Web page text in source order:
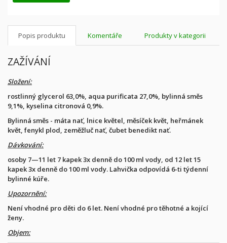
Popis produktu Komentáře Produkty v kategorii
ZAŽÍVÁNÍ
Složení:
rostlinný glycerol 63,0%, aqua purificata 27,0%, bylinná směs
9,1%, kyselina citronová 0,9%.
Bylinná směs - máta nať, lnice květel, měsíček květ, heřmánek
květ, fenykl plod, zeměžluč nať, čubet benedikt nať.
Dávkování:
osoby 7—11 let 7 kapek 3x denně do 100 ml vody, od 12 let 15
kapek 3x denně do 100 ml vody. Lahvička odpovídá 6-ti týdenní
bylinné kúře.
Upozornění:
Není vhodné pro děti do 6 let. Není vhodné pro těhotné a kojící
ženy.
Objem: